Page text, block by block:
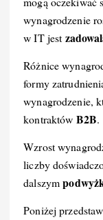
wynagrodzenie
w IT jest
Różnice
formy
wynagrodzenie,
kontraktów B2B.
Wzrost
liczby
dalszym
Poniżej